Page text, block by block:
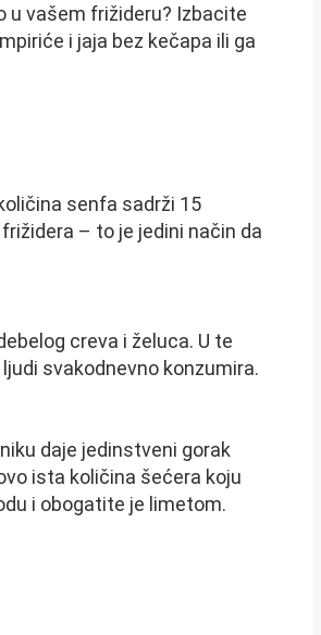
u vašem frižideru? Izbacite
i jaja bez kečapa ili ga
senfa sadrži 15
– to je jedini način da
creva i želuca. U te
svakodnevno konzumira.
daje jedinstveni gorak
ista količina šećera koju
i obogatite je limetom.